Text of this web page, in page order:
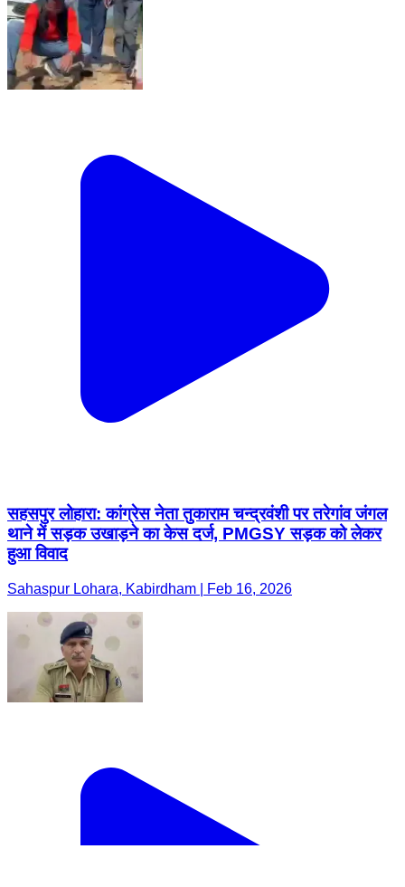
सहसपुर लोहारा: कांग्रेस नेता तुकाराम चन्द्रवंशी पर तरेगांव जंगल
थाने में सड़क उखाड़ने का केस दर्ज, PMGSY सड़क को लेकर
हुआ विवाद
Sahaspur Lohara, Kabirdham | Feb 16, 2026